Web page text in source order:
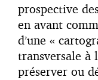
prospective
en avant
d’une «
transversale à
préserver ou